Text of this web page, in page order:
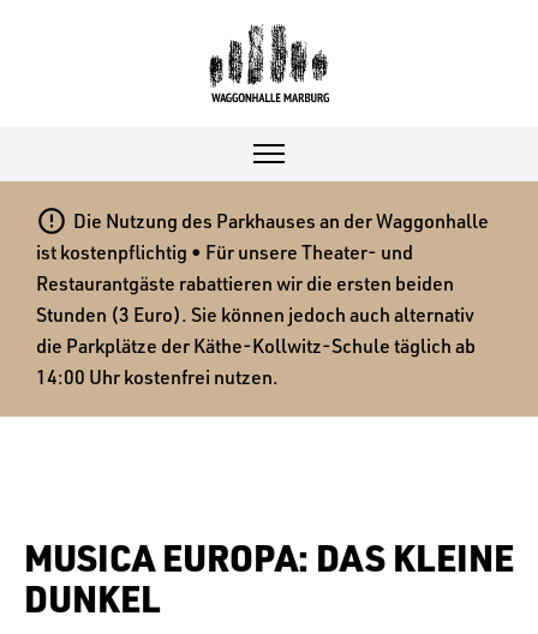
 Die Nutzung des Parkhauses an der Waggonhalle
ist kostenpflichtig • Für unsere Theater- und
Restaurantgäste rabattieren wir die ersten beiden
Stunden (3 Euro). Sie können jedoch auch alternativ
die Parkplätze der Käthe-Kollwitz-Schule täglich ab
14:00 Uhr kostenfrei nutzen.
MUSICA EUROPA: DAS KLEINE
DUNKEL